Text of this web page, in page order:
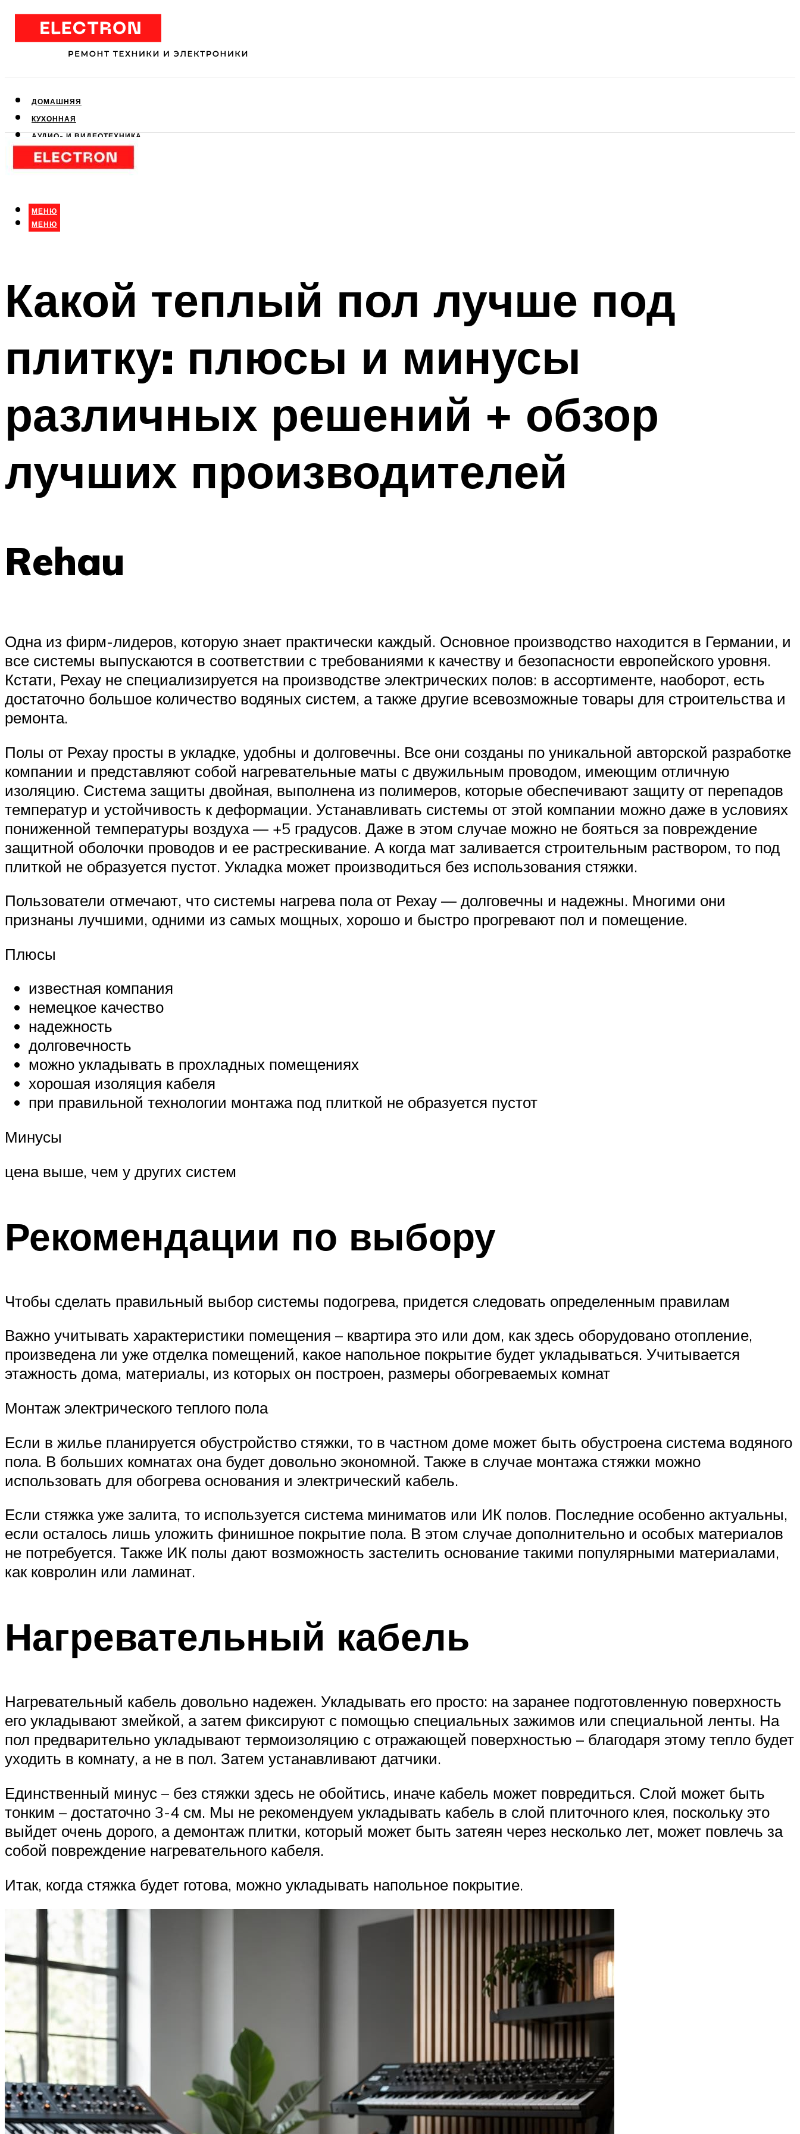
ДОМАШНЯЯ
КУХОННАЯ
АУДИО- И ВИДЕОТЕХНИКА
КЛИМАТИЧЕСКАЯ
ДЛЯ КРАСОТЫ
МЕНЮ
МЕНЮ
Какой теплый пол лучше под
плитку: плюсы и минусы
различных решений + обзор
лучших производителей
Rehau
Одна из фирм-лидеров, которую знает практически каждый. Основное производство находится в Германии, и
все системы выпускаются в соответствии с требованиями к качеству и безопасности европейского уровня.
Кстати, Рехау не специализируется на производстве электрических полов: в ассортименте, наоборот, есть
достаточно большое количество водяных систем, а также другие всевозможные товары для строительства и
ремонта.
Полы от Рехау просты в укладке, удобны и долговечны. Все они созданы по уникальной авторской разработке
компании и представляют собой нагревательные маты с двужильным проводом, имеющим отличную
изоляцию. Система защиты двойная, выполнена из полимеров, которые обеспечивают защиту от перепадов
температур и устойчивость к деформации. Устанавливать системы от этой компании можно даже в условиях
пониженной температуры воздуха — +5 градусов. Даже в этом случае можно не бояться за повреждение
защитной оболочки проводов и ее растрескивание. А когда мат заливается строительным раствором, то под
плиткой не образуется пустот. Укладка может производиться без использования стяжки.
Пользователи отмечают, что системы нагрева пола от Рехау — долговечны и надежны. Многими они
признаны лучшими, одними из самых мощных, хорошо и быстро прогревают пол и помещение.
Плюсы
известная компания
немецкое качество
надежность
долговечность
можно укладывать в прохладных помещениях
хорошая изоляция кабеля
при правильной технологии монтажа под плиткой не образуется пустот
Минусы
цена выше, чем у других систем
Рекомендации по выбору
Чтобы сделать правильный выбор системы подогрева, придется следовать определенным правилам
Важно учитывать характеристики помещения – квартира это или дом, как здесь оборудовано отопление,
произведена ли уже отделка помещений, какое напольное покрытие будет укладываться. Учитывается
этажность дома, материалы, из которых он построен, размеры обогреваемых комнат
Монтаж электрического теплого пола
Если в жилье планируется обустройство стяжки, то в частном доме может быть обустроена система водяного
пола. В больших комнатах она будет довольно экономной. Также в случае монтажа стяжки можно
использовать для обогрева основания и электрический кабель.
Если стяжка уже залита, то используется система миниматов или ИК полов. Последние особенно актуальны,
если осталось лишь уложить финишное покрытие пола. В этом случае дополнительно и особых материалов
не потребуется. Также ИК полы дают возможность застелить основание такими популярными материалами,
как ковролин или ламинат.
Нагревательный кабель
Нагревательный кабель довольно надежен. Укладывать его просто: на заранее подготовленную поверхность
его укладывают змейкой, а затем фиксируют с помощью специальных зажимов или специальной ленты. На
пол предварительно укладывают термоизоляцию с отражающей поверхностью – благодаря этому тепло будет
уходить в комнату, а не в пол. Затем устанавливают датчики.
Единственный минус – без стяжки здесь не обойтись, иначе кабель может повредиться. Слой может быть
тонким – достаточно 3-4 см. Мы не рекомендуем укладывать кабель в слой плиточного клея, поскольку это
выйдет очень дорого, а демонтаж плитки, который может быть затеян через несколько лет, может повлечь за
собой повреждение нагревательного кабеля.
Итак, когда стяжка будет готова, можно укладывать напольное покрытие.